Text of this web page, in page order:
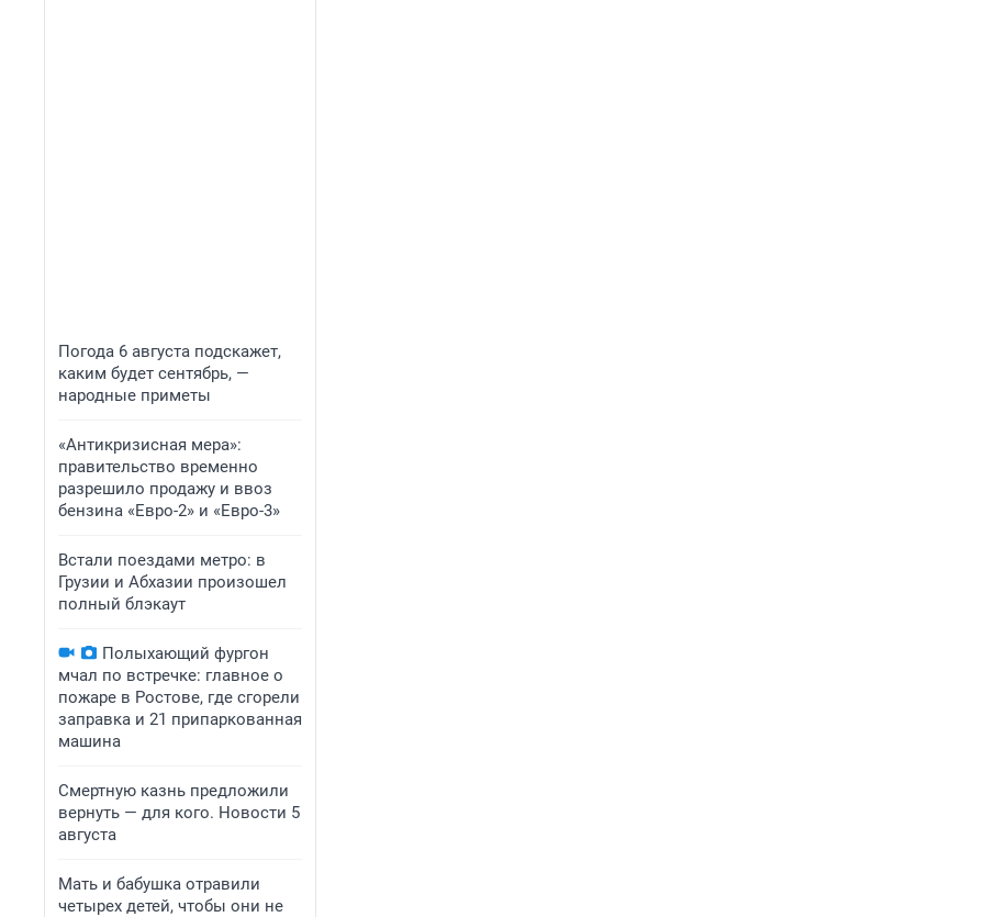
Погода 6 августа подскажет,
каким будет сентябрь, —
народные приметы
«Антикризисная мера»:
правительство временно
разрешило продажу и ввоз
бензина «Евро-2» и «Евро-3»
Встали поездами метро: в
Грузии и Абхазии произошел
полный блэкаут
Полыхающий фургон
мчал по встречке: главное о
пожаре в Ростове, где сгорели
заправка и 21 припаркованная
машина
Смертную казнь предложили
вернуть — для кого. Новости 5
августа
Мать и бабушка отравили
четырех детей, чтобы они не